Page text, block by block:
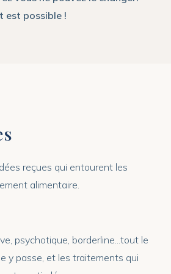
est possible !
reçues qui entourent les
alimentaire.
psychotique, borderline...tout le
y passe, et les traitements qui